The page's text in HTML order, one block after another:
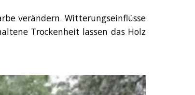
verändern. Witterungseinflüsse
Trockenheit lassen das Holz